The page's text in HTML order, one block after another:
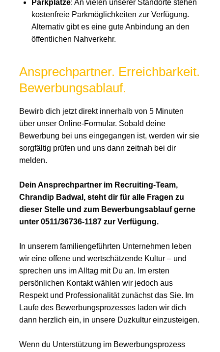
Parkplätze: An vielen unserer Standorte stehen
kostenfreie Parkmöglichkeiten zur Verfügung.
Alternativ gibt es eine gute Anbindung an den
öffentlichen Nahverkehr.
Ansprechpartner. Erreichbarkeit.
Bewerbungsablauf.
Bewirb dich jetzt direkt innerhalb von 5 Minuten
über unser Online-Formular. Sobald deine
Bewerbung bei uns eingegangen ist, werden wir sie
sorgfältig prüfen und uns dann zeitnah bei dir
melden.
Dein Ansprechpartner im Recruiting-Team,
Chrandip Badwal, steht dir für alle Fragen zu
dieser Stelle und zum Bewerbungsablauf gerne
unter 0511/36736-1187 zur Verfügung.
In unserem familiengeführten Unternehmen leben
wir eine offene und wertschätzende Kultur – und
sprechen uns im Alltag mit Du an. Im ersten
persönlichen Kontakt wählen wir jedoch aus
Respekt und Professionalität zunächst das Sie. Im
Laufe des Bewerbungsprozesses laden wir dich
dann herzlich ein, in unsere Duzkultur einzusteigen.
Wenn du Unterstützung im Bewerbungsprozess